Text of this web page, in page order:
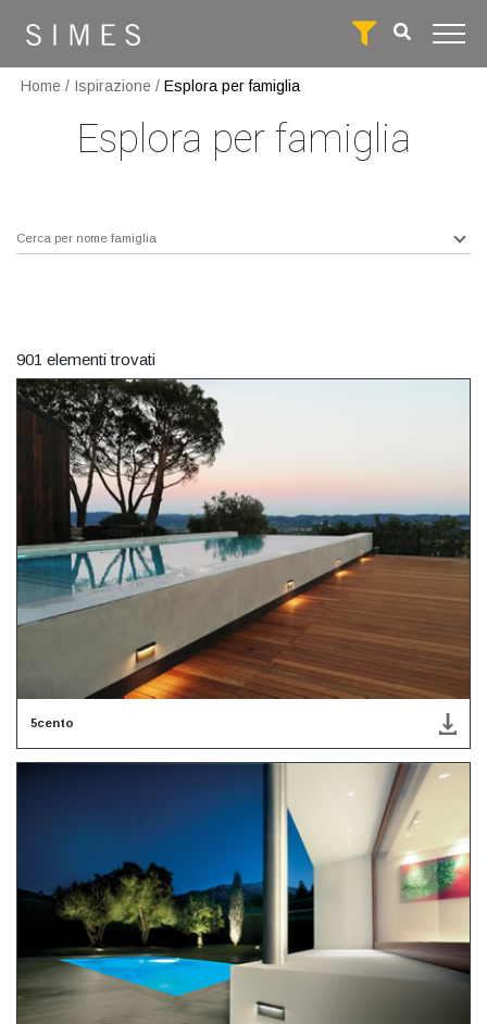
Home / Ispirazione / Esplora per famiglia
Esplora per famiglia
Cerca per nome famiglia
901 elementi trovati
5cento